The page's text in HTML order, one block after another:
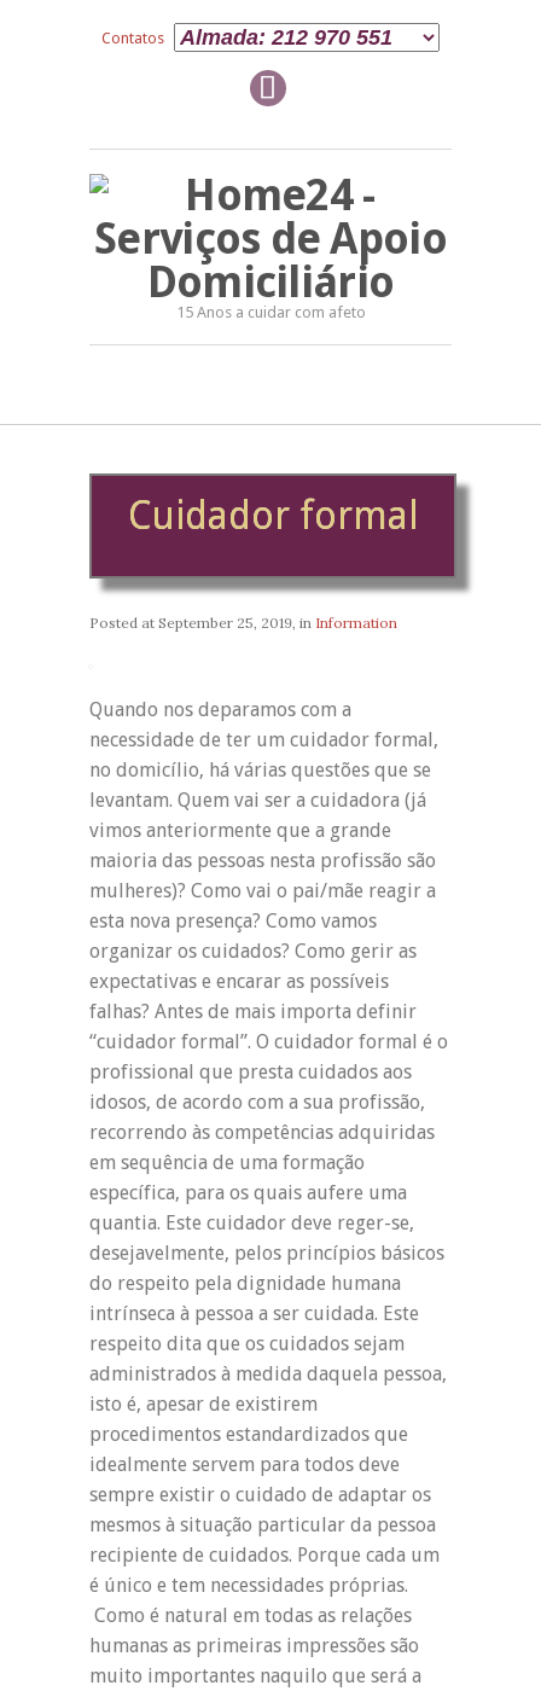
Contatos
15 Anos a cuidar com afeto
Cuidador formal
Posted at September 25, 2019, in Information
Quando nos deparamos com a
necessidade de ter um cuidador formal,
no domicílio, há várias questões que se
levantam. Quem vai ser a cuidadora (já
vimos anteriormente que a grande
maioria das pessoas nesta profissão são
mulheres)? Como vai o pai/mãe reagir a
esta nova presença? Como vamos
organizar os cuidados? Como gerir as
expectativas e encarar as possíveis
falhas? Antes de mais importa definir
“cuidador formal”. O cuidador formal é o
profissional que presta cuidados aos
idosos, de acordo com a sua profissão,
recorrendo às competências adquiridas
em sequência de uma formação
específica, para os quais aufere uma
quantia. Este cuidador deve reger-se,
desejavelmente, pelos princípios básicos
do respeito pela dignidade humana
intrínseca à pessoa a ser cuidada. Este
respeito dita que os cuidados sejam
administrados à medida daquela pessoa,
isto é, apesar de existirem
procedimentos estandardizados que
idealmente servem para todos deve
sempre existir o cuidado de adaptar os
mesmos à situação particular da pessoa
recipiente de cuidados. Porque cada um
é único e tem necessidades próprias.
Como é natural em todas as relações
humanas as primeiras impressões são
muito importantes naquilo que será a